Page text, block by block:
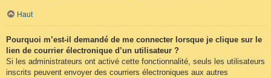
Haut
Pourquoi m’est-il demandé de me connecter lorsque je clique sur le
lien de courrier électronique d’un utilisateur ?
Si les administrateurs ont activé cette fonctionnalité, seuls les utilisateurs
inscrits peuvent envoyer des courriers électroniques aux autres